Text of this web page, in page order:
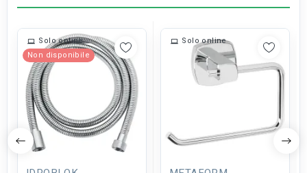
Solo online
Non disponibile
Solo online